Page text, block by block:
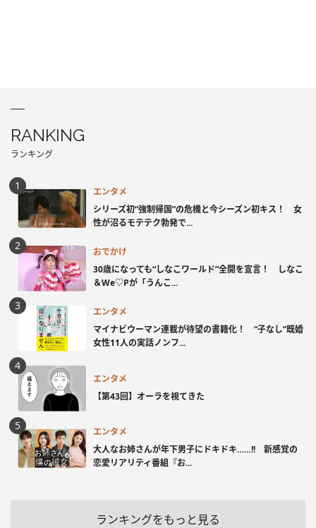
RANKING
ランキング
エンタメ
シリーズ初“強制帰国”の危機と今シーズン初キス！ 女
性が沼るモテテク勃発で...
おでかけ
30歳になっても“しなこワールド”全開を宣言！ しなこ
＆We♡Pが「うんこ...
エンタメ
マイナビウーマン連載が待望の書籍化！ “子なし”既婚
女性11人の実話ノンフ...
エンタメ
【第43回】オーラを視てきた
エンタメ
大人なお姉さんが年下男子にドキドキ……!! 新感覚の
恋愛リアリティ番組『お...
ランキングをもっと見る